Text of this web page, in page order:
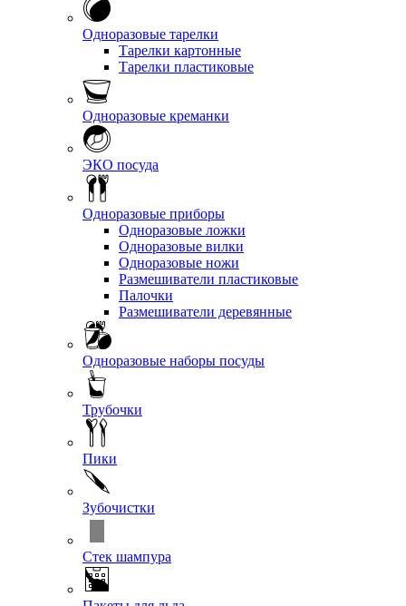
Одноразовые тарелки
Тарелки картонные
Тарелки пластиковые
Одноразовые креманки
ЭКО посуда
Одноразовые приборы
Одноразовые ложки
Одноразовые вилки
Одноразовые ножи
Размешиватели пластиковые
Палочки
Размешиватели деревянные
Одноразовые наборы посуды
Трубочки
Пики
Зубочистки
Стек шампура